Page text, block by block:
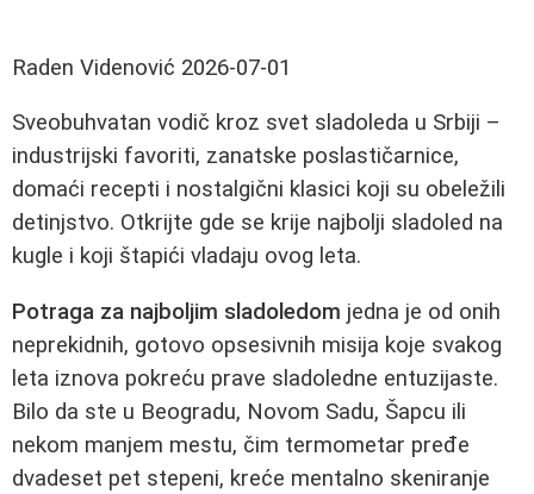
Raden Videnović 2026-07-01
Sveobuhvatan vodič kroz svet sladoleda u Srbiji –
industrijski favoriti, zanatske poslastičarnice,
domaći recepti i nostalgični klasici koji su obeležili
detinjstvo. Otkrijte gde se krije najbolji sladoled na
kugle i koji štapići vladaju ovog leta.
Potraga za najboljim sladoledom jedna je od onih
neprekidnih, gotovo opsesivnih misija koje svakog
leta iznova pokreću prave sladoledne entuzijaste.
Bilo da ste u Beogradu, Novom Sadu, Šapcu ili
nekom manjem mestu, čim termometar pređe
dvadeset pet stepeni, kreće mentalno skeniranje